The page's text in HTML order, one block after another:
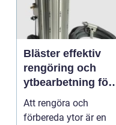
Bläster effektiv
rengöring och
ytbearbetning för
proffs och
hantverkare
Att rengöra och
förbereda ytor är en